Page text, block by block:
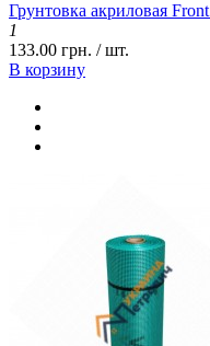
Грунтовка акриловая
1
133.00 грн. / шт.
В корзину